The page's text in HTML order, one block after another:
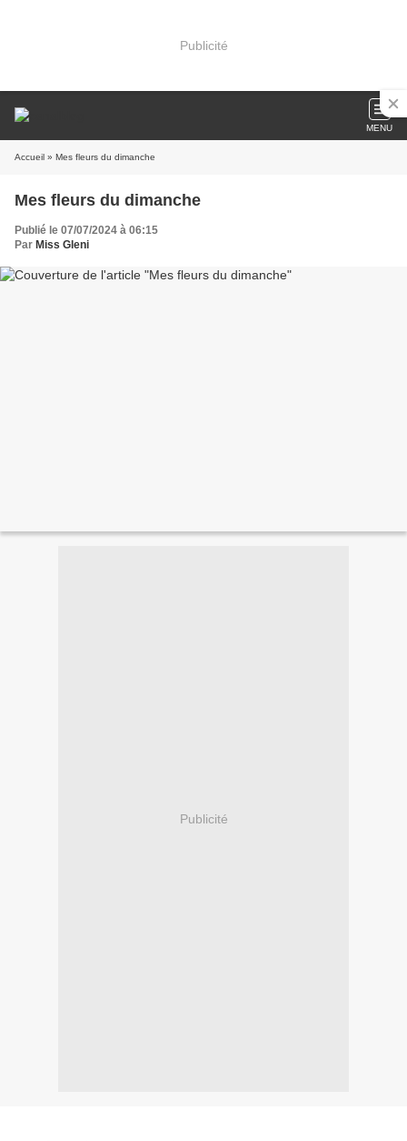
Publicité
MENU
Accueil » Mes fleurs du dimanche
Mes fleurs du dimanche
Publié le 07/07/2024 à 06:15
Par Miss Gleni
Publicité